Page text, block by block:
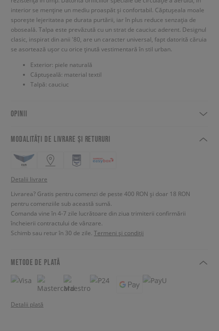
interior se menține un mediu proaspăt și confortabil. Căptușeala moale
sporește lejeritatea pe durata purtării, iar în plus reduce senzația de
oboseală. Talpa este prevăzută cu un strat de cauciuc aderent. Designul
clasic, inspirat din anii '80, are un caracter universal, fapt datorită căruia
se asortează ușor cu orice ținută vestimentară în stil urban.
Exterior: piele naturală
Căptușeală: material textil
Talpă: cauciuc
OPINII
MODALITĂȚI DE LIVRARE ȘI RETURURI
Detalii livrare
Livrarea? Gratis pentru comenzi de peste 400 RON și doar 18 RON
pentru comenziile sub această sumă.
Comanda vine în 4-7 zile lucrătoare din ziua trimiterii confirmării
încheierii contractului de vânzare.
Schimb sau retur în 30 de zile. Termeni și condiții
METODE DE PLATĂ
Detalii plată